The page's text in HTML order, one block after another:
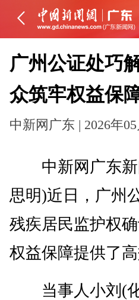
广州公证处巧
众筑牢权益保
中新网广东 | 2026年
中新网广东新
思明)近日，广州
残疾居民监护权
权益保障提供了高
当事人小刘(化